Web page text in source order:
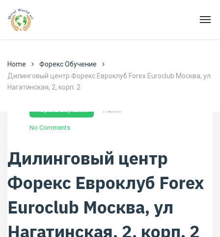
Home
Форекс Обучение
Дилинговый центр Форекс Евроклуб Forex Euroclub Москва, ул
Нагатинская, 2, корп. 2
Dicembre 23, 2021
Форекс Обучение Admin
No Comments
Дилинговый центр
Форекс Евроклуб Forex
Euroclub Москва, ул
Нагатинская, 2, корп. 2